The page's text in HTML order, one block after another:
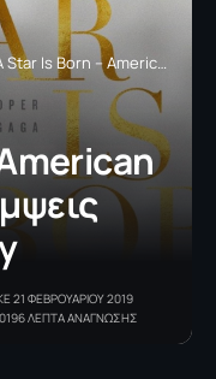
Is Born – American dream με λάμψεις Grammy
21 ΦΕΒΡΟΥΑΡΙΟΥ 2019
6 ΛΕΠΤΑ ΑΝΑΓΝΩΣΗΣ